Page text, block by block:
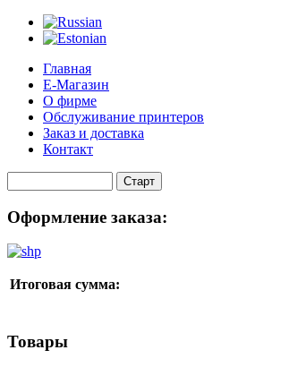
Главная
Е-Магазин
О фирме
Обслуживание принтеров
Заказ и доставка
Контакт
Оформление заказа:
Итоговая сумма:
Товары